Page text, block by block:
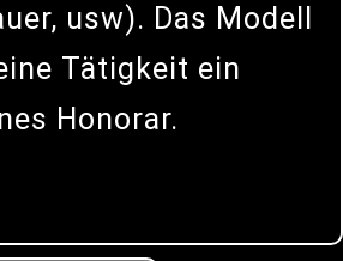
usw). Das Modell
Tätigkeit ein
Honorar.